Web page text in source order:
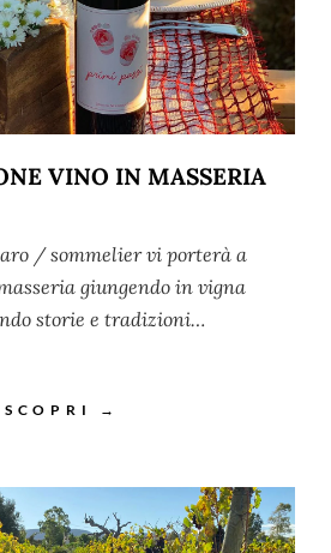
VINO IN MASSERIA
/ sommelier vi porterà a
giungendo in vigna
storie e tradizioni…
SCOPRI →